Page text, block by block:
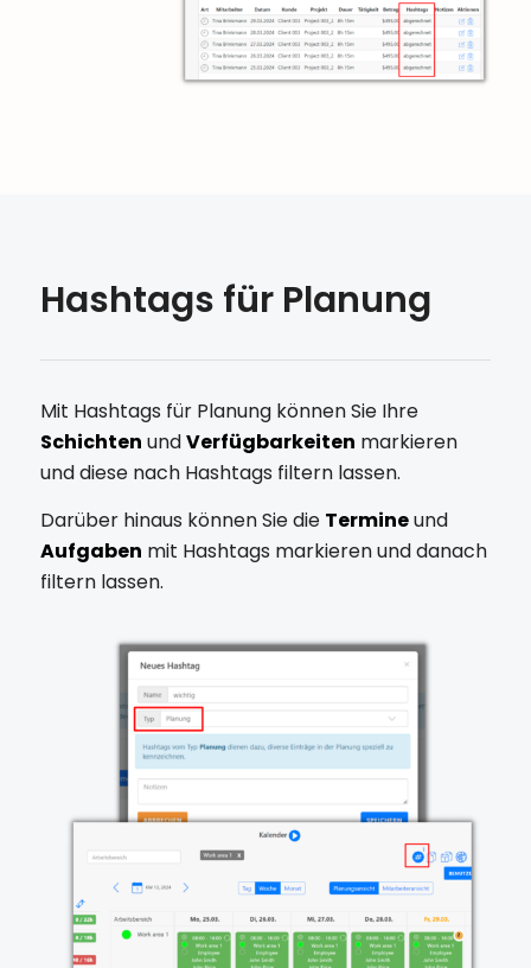
Hashtags für Planung
Mit Hashtags für Planung können Sie Ihre
Schichten undVerfügbarkeiten markieren
und diese nach Hashtags filtern lassen.
Darüber hinaus können Sie die Termineund
Aufgaben mit Hashtags markieren und danach
filtern lassen.